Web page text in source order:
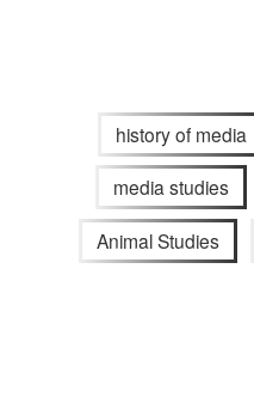
history of media
media studies
Animal Studies